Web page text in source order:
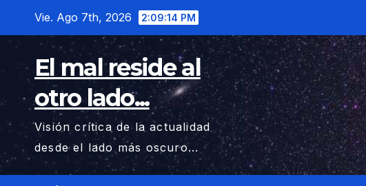
contenido
Vie. Ago 7th, 2026 2:09:15 PM
El mal reside al
otro lado...
Visión crítica de la actualidad
desde el lado más oscuro...